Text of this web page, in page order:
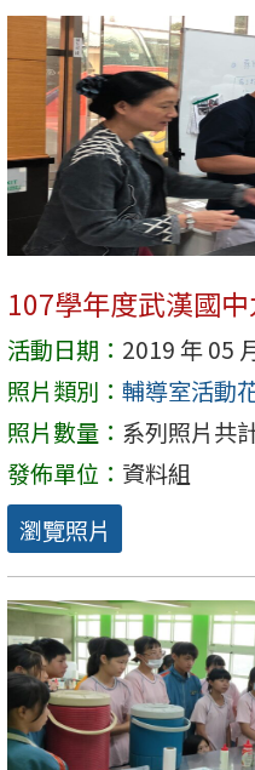
107學年度武漢國
活動日期： 2019 年 05
照片類別： 輔導室活動
照片數量： 系列照片共
發佈單位： 資料組
瀏覽照片